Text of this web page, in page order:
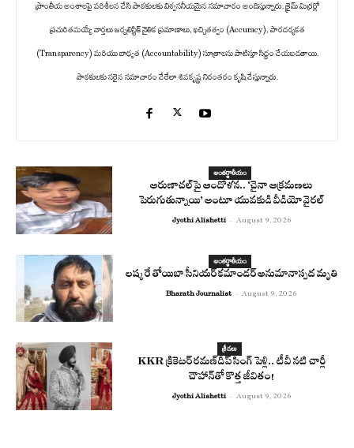
ప్రాంతీయ అంశాలపై పరిశీలన చేసి పాఠకులకు విశ్వసనీయమైన సమాచారం అందిస్తున్నారు. క్రైమ్ మిర్రర్లో
ప్రచురితమయ్యే వార్తలు జర్నలిస్టిక్ నైతిక ప్రమాణాలు, ఖచ్చితత్వం (Accuracy), పారదర్శకత
(Transparency) మరియు బాధ్యత (Accountability) సూత్రాలను పాటిస్తూ సిద్ధం చేయబడతాయి.
పాఠకులకు సరైన సమాచారం చేరేలా శివకృష్ణ నిరంతరం కృషి చేస్తున్నారు.
అంతర్జాతీయం
అరుణాచల్‌పై ఆందోళన.. ‘చైనా ఆక్రమణలు
పెరుగుతున్నాయి’ అంటూ యువకుడి వీడియో వైరల్
Jyothi Alishetti - August 9, 2026
అంతర్జాతీయం
లష్కరే తోయిబా సీనియర్ కమాండర్ అనుమానాస్పద మృతి
Bharath Journalist - August 9, 2026
క్రీడలు
KKR క్రికెటర్ రమణ్‌దీప్ సింగ్ పెళ్లి.. టీవీ నటి చార్లీ
చౌహాన్‌తో కొత్త జీవితం!
Jyothi Alishetti - August 9, 2026